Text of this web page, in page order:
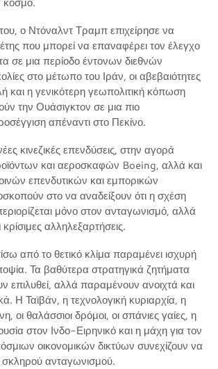
ο Ντόναλντ Τραμπ επιχείρησε να
που μπορεί να επαναφέρει τον έλεγχο
σε μια περίοδο έντονων διεθνών
στο μέτωπο του Ιράν, οι αβεβαιότητες
και η γενικότερη γεωπολιτική κόπωση
την Ουάσιγκτον σε μια πιο
απέναντι στο Πεκίνο.
κινεζικές επενδύσεις, στην αγορά
και αεροσκαφών Boeing, αλλά και
επενδυτικών και εμπορικών
στο να αναδείξουν ότι η σχέση
μόνο στον ανταγωνισμό, αλλά
αλληλεξαρτήσεις.
από το θετικό κλίμα παραμένει ισχυρή
Τα βαθύτερα στρατηγικά ζητήματα
επιλυθεί, αλλά παραμένουν ανοιχτά και
Η Ταϊβάν, η τεχνολογική κυριαρχία, η
οι θαλάσσιοι δρόμοι, οι σπάνιες γαίες, η
στον Ινδο-Ειρηνικό και η μάχη για τον
οικονομικών δικτύων συνεχίζουν να
ανταγωνισμού.